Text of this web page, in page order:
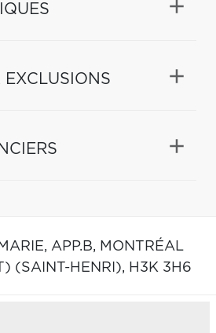
EXCLUSIONS
APP.B, MONTRÉAL
(SAINT-HENRI), H3K 3H6